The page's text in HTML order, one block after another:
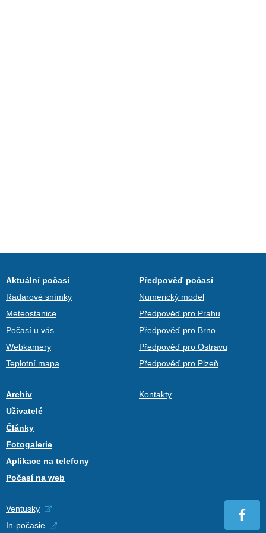
Aktuální počasí
Radarové snímky
Meteostanice
Počasí u vás
Webkamery
Teplotní mapa
Předpověď počasí
Numerický model
Předpověď pro Prahu
Předpověď pro Brno
Předpověď pro Ostravu
Předpověď pro Plzeň
Archiv
Uživatelé
Články
Fotogalerie
Aplikace na telefony
Počasí na web
Kontakty
Ventusky
In-počasie